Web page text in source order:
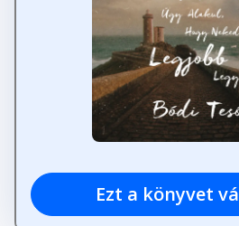
Ezt a könyvet